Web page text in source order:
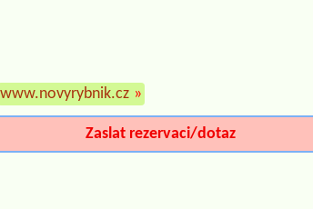
www.novyrybnik.cz »
Zaslat rezervaci/dotaz